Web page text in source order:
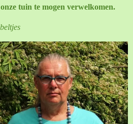
tuin te mogen verwelkomen.